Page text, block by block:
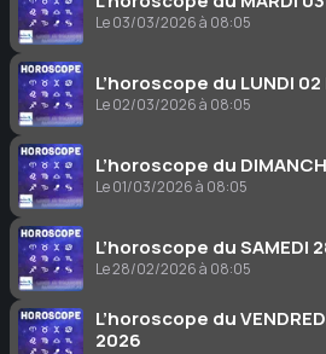
Le 03/03/2026 à 08:05
L’horoscope du LUNDI 02
Le 02/03/2026 à 08:05
L’horoscope du
Le 01/03/2026 à 08:05
L’horoscope du SAMEDI
Le 28/02/2026 à 08:05
L’horoscope du
2026